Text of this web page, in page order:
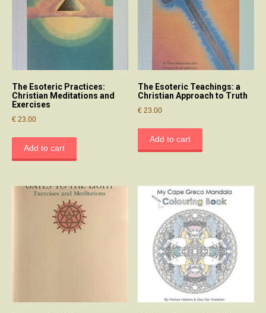
The Esoteric Practices:
Christian Meditations and
Exercises
€ 23.00
Add to cart
The Esoteric Teachings: a
Christian Approach to Truth
€ 23.00
Add to cart